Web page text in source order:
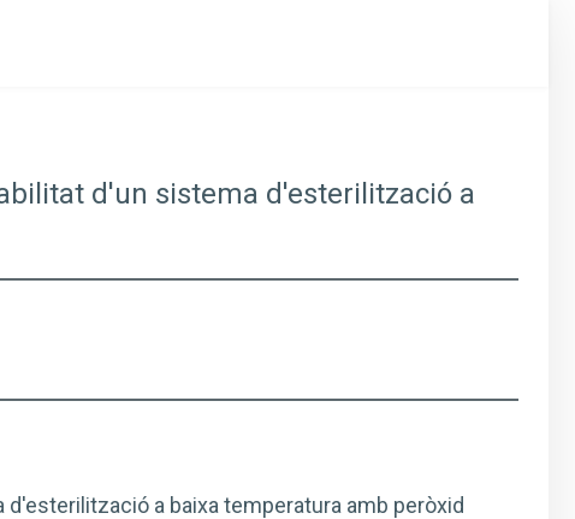
d'un sistema d'esterilització a
a baixa temperatura amb peròxid